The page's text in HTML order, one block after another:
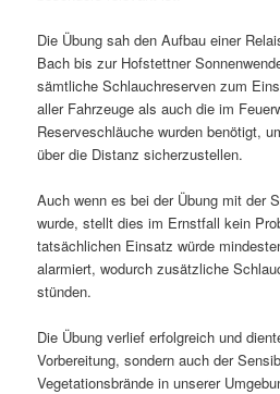
Die Übung sah den Aufbau einer
Bach bis zur Hofstettner
sämtliche Schlauchreserven zum
aller Fahrzeuge als auch die im
Reserveschläuche wurden benötigt,
über die Distanz sicherzustellen.
Auch wenn es bei der Übung mit der
wurde, stellt dies im Ernstfall kein
tatsächlichen Einsatz würde
alarmiert, wodurch zusätzliche
stünden.
Die Übung verlief erfolgreich und
Vorbereitung, sondern auch der
Vegetationsbrände in unserer